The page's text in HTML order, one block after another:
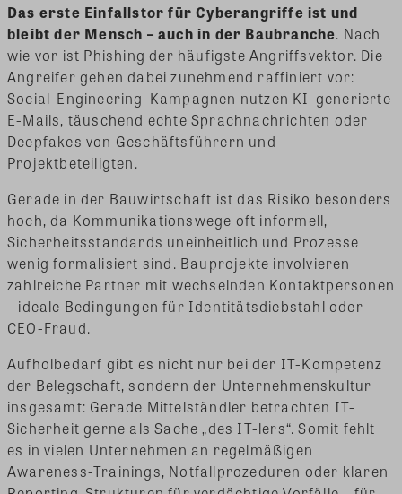
Das erste Einfallstor für Cyberangriffe ist und
bleibt der Mensch – auch in der Baubranche. Nach
wie vor ist Phishing der häufigste Angriffsvektor. Die
Angreifer gehen dabei zunehmend raffiniert vor:
Social-Engineering-Kampagnen nutzen KI-generierte
E-Mails, täuschend echte Sprachnachrichten oder
Deepfakes von Geschäftsführern und
Projektbeteiligten.
Gerade in der Bauwirtschaft ist das Risiko besonders
hoch, da Kommunikationswege oft informell,
Sicherheitsstandards uneinheitlich und Prozesse
wenig formalisiert sind. Bauprojekte involvieren
zahlreiche Partner mit wechselnden Kontaktpersonen
– ideale Bedingungen für Identitätsdiebstahl oder
CEO-Fraud.
Aufholbedarf gibt es nicht nur bei der IT-Kompetenz
der Belegschaft, sondern der Unternehmenskultur
insgesamt: Gerade Mittelständler betrachten IT-
Sicherheit gerne als Sache „des IT-lers“. Somit fehlt
es in vielen Unternehmen an regelmäßigen
Awareness-Trainings, Notfallprozeduren oder klaren